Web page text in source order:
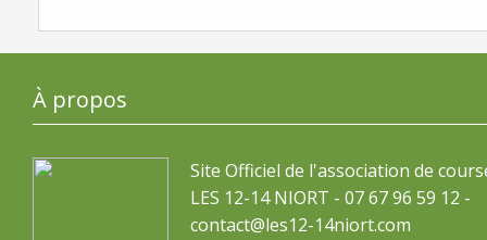
À propos
Site Officiel de l'association de
LES 12-14 NIORT - 07 67 96 59 12 -
contact@les12-14niort.com